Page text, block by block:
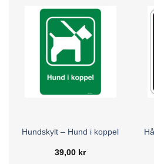
Skyltarna är tillverkade i hållbara
väder och vind, vilket garanterar
funktionella och estetiskt
Vi erbjuder även skräddarsydda
anpassa skyltens design och text
behov och önskemål.
hjälpa till att göra din omgivning
Hundskylt – Hund i koppel
39,00 kr